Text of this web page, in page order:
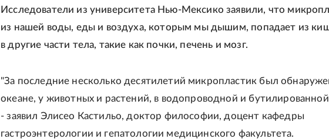
Исследователи из университета Нью-Мексико заявили, что
из нашей воды, еды и воздуха, которым мы дышим, попадает из
в другие части тела, такие как почки, печень и мозг.
"За последние несколько десятилетий микропластик был
океане, у животных и растений, в водопроводной и
- заявил Элисео Кастильо, доктор философии, доцент кафедры
гастроэнтерологии и гепатологии медицинского факультета.